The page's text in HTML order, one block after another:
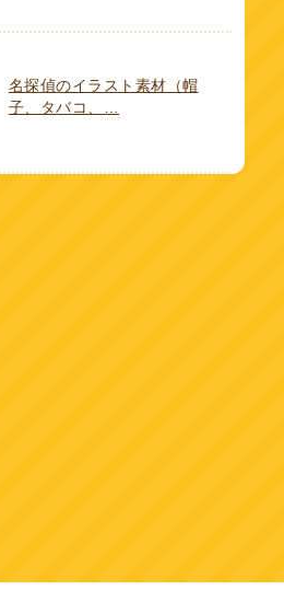
名探偵のイラスト素材（帽
子、タバコ、…